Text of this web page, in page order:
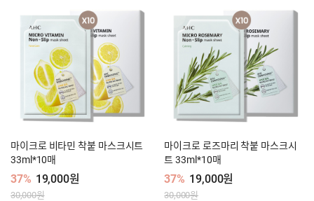
마이크로 비타민 착붙 마스크시트
33ml*10매
37% 19,000원
30,000원
마이크로 로즈마리 착붙 마스크시
트 33ml*10매
37% 19,000원
30,000원